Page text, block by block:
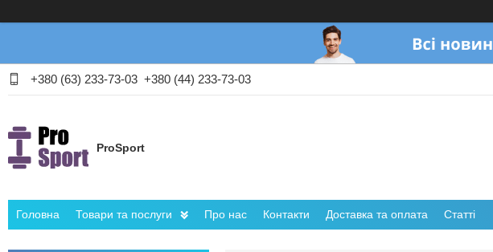
+380 (63) 233-73-03 +380 (44) 233-73-03
ProSport
Головна Товари та послуги Про нас Контакти Доставка та оплата Статті